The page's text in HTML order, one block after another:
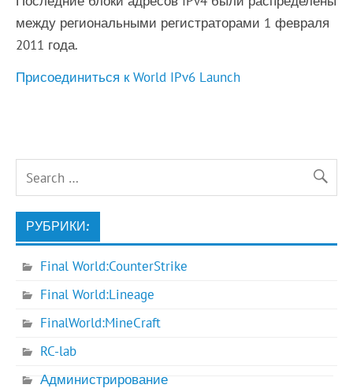
между региональными регистраторами 1 февраля
2011 года.
Присоединиться к World IPv6 Launch
РУБРИКИ:
Final World:CounterStrike
Final World:Lineage
FinalWorld:MineCraft
RC-lab
Администрирование